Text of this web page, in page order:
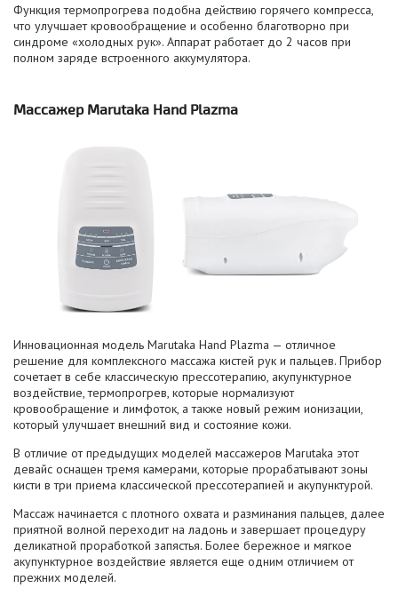
Функция термопрогрева подобна действию горячего компресса,
что улучшает кровообращение и особенно благотворно при
синдроме «холодных рук». Аппарат работает до 2 часов при
полном заряде встроенного аккумулятора.
Массажер Marutaka Hand Plazma
Инновационная модель Marutaka Hand Plazma — отличное
решение для комплексного массажа кистей рук и пальцев. Прибор
сочетает в себе классическую прессотерапию, акупунктурное
воздействие, термопрогрев, которые нормализуют
кровообращение и лимфоток, а также новый режим ионизации,
который улучшает внешний вид и состояние кожи.
В отличие от предыдущих моделей массажеров Marutaka этот
девайс оснащен тремя камерами, которые прорабатывают зоны
кисти в три приема классической прессотерапией и акупунктурой.
Массаж начинается с плотного охвата и разминания пальцев, далее
приятной волной переходит на ладонь и завершает процедуру
деликатной проработкой запястья. Более бережное и мягкое
акупунктурное воздействие является еще одним отличием от
прежних моделей.